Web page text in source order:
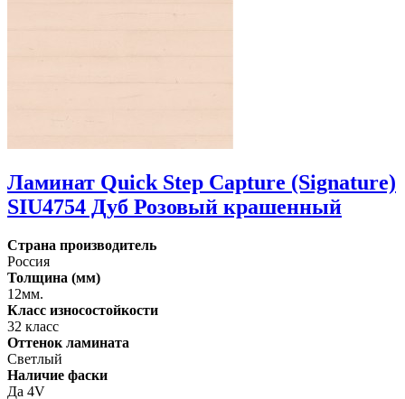
Ламинат Quick Step Capture (Signature)
SIU4754 Дуб Розовый крашенный
Страна производитель
Россия
Толщина (мм)
12мм.
Класс износостойкости
32 класс
Оттенок ламината
Светлый
Наличие фаски
Да 4V